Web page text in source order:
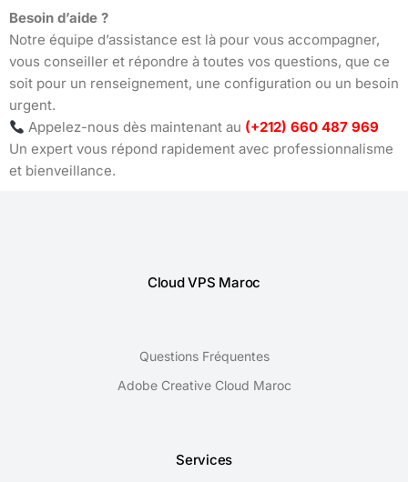
Besoin d’aide ?
Notre équipe d’assistance est là pour vous accompagner,
vous conseiller et répondre à toutes vos questions, que ce
soit pour un renseignement, une configuration ou un besoin
urgent.
Appelez-nous dès maintenant au (+212) 660 487 969
Un expert vous répond rapidement avec professionnalisme
et bienveillance.
Cloud VPS Maroc
Questions Fréquentes
Adobe Creative Cloud Maroc
Services